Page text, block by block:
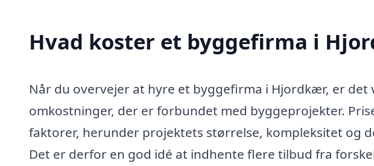
Hvad koster et byggefirma i
Når du overvejer at hyre et byggefirma i Hjordkær, er
omkostninger, der er forbundet med byggeprojekter.
faktorer, herunder projektets størrelse, kompleksitet og
Det er derfor en god idé at indhente flere tilbud fra